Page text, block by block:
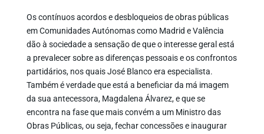
Os contínuos acordos e desbloqueios de obras públicas
em Comunidades Autónomas como Madrid e Valência
dão à sociedade a sensação de que o interesse geral está
a prevalecer sobre as diferenças pessoais e os confrontos
partidários, nos quais José Blanco era especialista.
Também é verdade que está a beneficiar da má imagem
da sua antecessora, Magdalena Álvarez, e que se
encontra na fase que mais convém a um Ministro das
Obras Públicas, ou seja, fechar concessões e inaugurar